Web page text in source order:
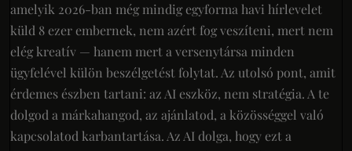
amelyik 2026-ban még mindig egyforma havi hírlevelet
küld 8 ezer embernek, nem azért fog veszíteni, mert nem
elég kreatív — hanem mert a versenytársa minden
ügyfelével külön beszélgetést folytat. Az utolsó pont, amit
érdemes észben tartani: az AI eszköz, nem stratégia. A te
dolgod a márkahangod, az ajánlatod, a közösséggel való
kapcsolatod karbantartása. Az AI dolga, hogy ezt a